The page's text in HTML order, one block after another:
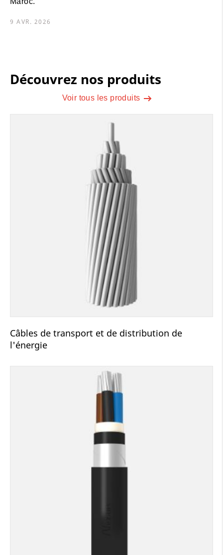
9 AVR. 2026
Découvrez nos produits
Voir tous les produits
Câbles de transport et de distribution de
l'énergie